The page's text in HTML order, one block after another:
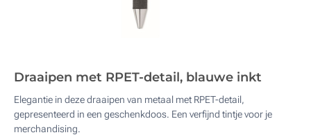
Draaipen met RPET-detail, blauwe inkt
Elegantie in deze draaipen van metaal met RPET-detail,
gepresenteerd in een geschenkdoos. Een verfijnd tintje voor je
merchandising.